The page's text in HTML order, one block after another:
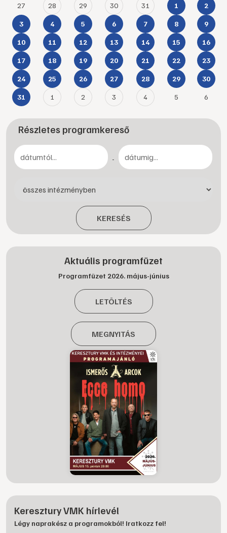
27 28 29 30 31 1 2
3 4 5 6 7 8 9
10 11 12 13 14 15 16
17 18 19 20 21 22 23
24 25 26 27 28 29 30
31 1 2 3 4 5 6
Részletes programkereső
-
KERESÉS
Aktuális programfüzet
Programfüzet 2026. május-június
LETÖLTÉS
MEGNYITÁS
Keresztury VMK hírlevél
Légy naprakész a programokból! Iratkozz fel!